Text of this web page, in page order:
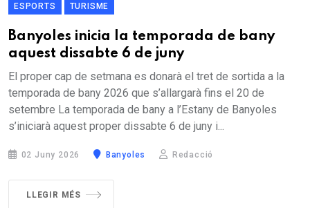
ESPORTS TURISME
Banyoles inicia la temporada de bany
aquest dissabte 6 de juny
El proper cap de setmana es donarà el tret de sortida a la
temporada de bany 2026 que s’allargarà fins el 20 de
setembre La temporada de bany a l’Estany de Banyoles
s’iniciarà aquest proper dissabte 6 de juny i...
02 Juny 2026 Banyoles Redacció
LLEGIR MÉS